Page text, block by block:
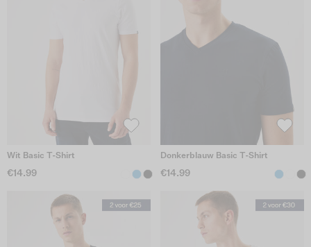
Wit Basic T-Shirt
€14.99
Donkerblauw Basic T-Shirt
€14.99